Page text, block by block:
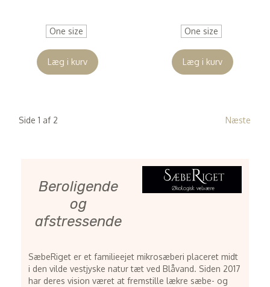
One size
Læg i kurv
One size
Læg i kurv
Side 1 af 2 Næste
Beroligende
og
afstressende
SæbeRiget er et familieejet mikrosæberi placeret midt
i den vilde vestjyske natur tæt ved Blåvand. Siden 2017
har deres vision været at fremstille lækre sæbe- og